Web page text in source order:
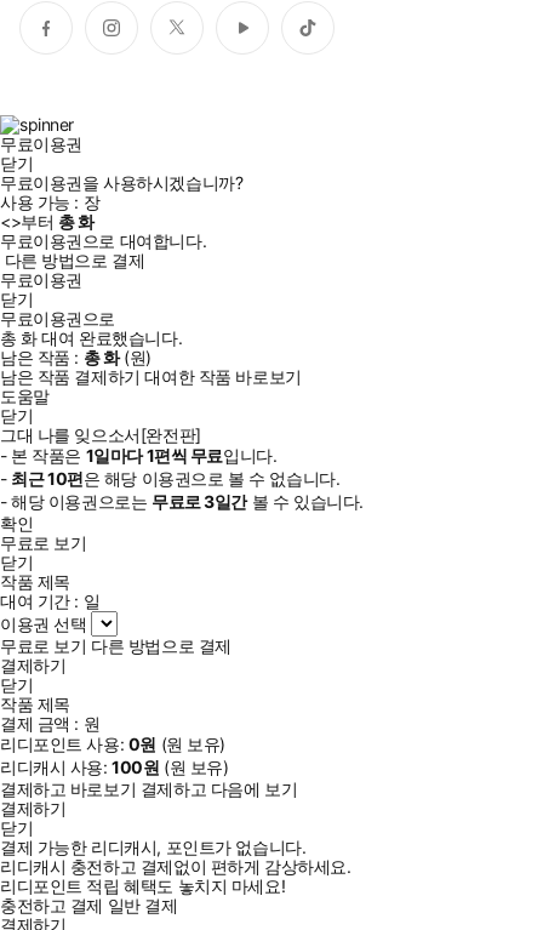
페
이
인
스
트
위
유
튜
틱
톡
무료이용권
닫기
무료이용권을 사용하시겠습니까?
사용 가능 : 장
<>부터 총화
무료이용권으로 대여합니다.
다른 방법으로 결제
무료이용권
닫기
무료이용권으로
총 화대여 완료했습니다.
남은 작품 : 총화(원)
남은 작품 결제하기 대여한 작품 바로보기
도움말
닫기
그대 나를 잊으소서[완전판]
- 본 작품은 1일마다1편씩 무료입니다.
- 최근10편은 해당 이용권으로 볼 수 없습니다.
- 해당 이용권으로는 무료로3일간볼 수 있습니다.
확인
무료로 보기
닫기
작품 제목
대여 기간 : 일
이용권 선택
무료로 보기 다른 방법으로 결제
결제하기
닫기
작품 제목
결제 금액 : 원
리디포인트 사용: 0원 (원 보유)
리디캐시 사용:100원 (원 보유)
결제하고 바로보기 결제하고 다음에 보기
결제하기
닫기
결제 가능한 리디캐시, 포인트가 없습니다.
리디캐시 충전하고 결제없이 편하게 감상하세요.
리디포인트 적립 혜택도 놓치지 마세요!
충전하고 결제 일반 결제
결제하기